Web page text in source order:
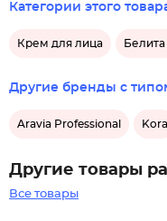
Категории этого
Крем для лица
Другие бренды с
Aravia Professional Kora
Другие товары
Все товары